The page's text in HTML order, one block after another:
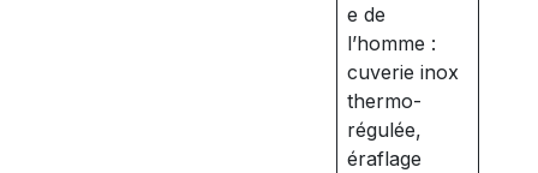
e de
l’homme :
cuverie inox
thermo-
régulée,
éraflage